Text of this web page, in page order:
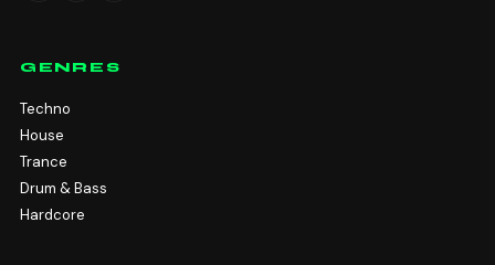
GENRES
Techno
House
Trance
Drum & Bass
Hardcore